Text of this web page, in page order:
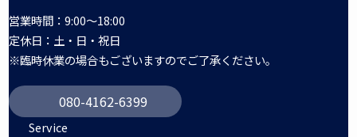
営業時間：9:00～18:00
定休日：土・日・祝日
※臨時休業の場合もございますのでご了承ください。
080-4162-6399
Service